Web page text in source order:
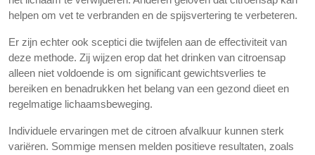
helpen om vet te verbranden en de spijsvertering te verbeteren.
Er zijn echter ook sceptici die twijfelen aan de effectiviteit van
deze methode. Zij wijzen erop dat het drinken van citroensap
alleen niet voldoende is om significant gewichtsverlies te
bereiken en benadrukken het belang van een gezond dieet en
regelmatige lichaamsbeweging.
Individuele ervaringen met de citroen afvalkuur kunnen sterk
variëren. Sommige mensen melden positieve resultaten, zoals